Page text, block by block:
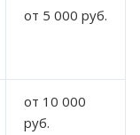
от 5 000 руб.
от 10 000
руб.